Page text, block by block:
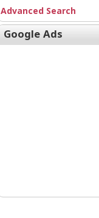
Advanced Search
Google Ads